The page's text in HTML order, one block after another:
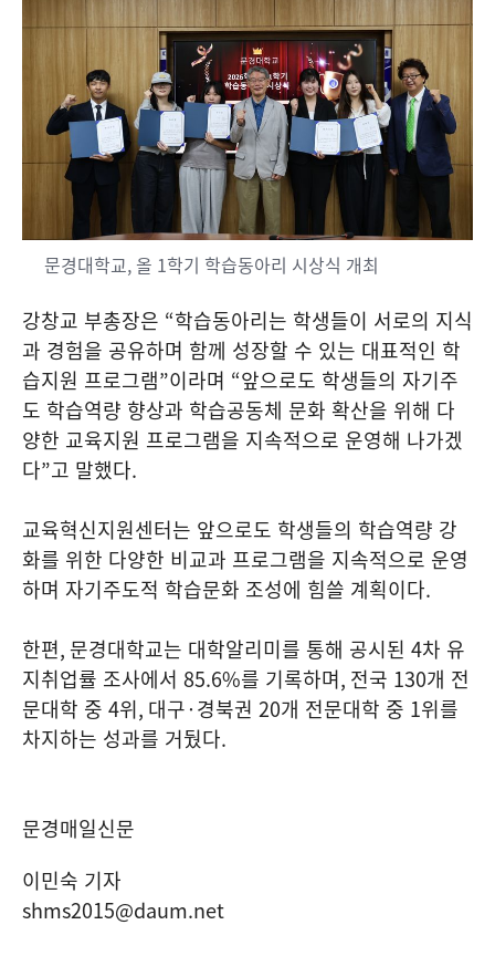
문경대학교, 올 1학기 학습동아리 시상식 개최
강창교 부총장은 “학습동아리는 학생들이 서로의 지식
과 경험을 공유하며 함께 성장할 수 있는 대표적인 학
습지원 프로그램”이라며 “앞으로도 학생들의 자기주
도 학습역량 향상과 학습공동체 문화 확산을 위해 다
양한 교육지원 프로그램을 지속적으로 운영해 나가겠
다”고 말했다.
교육혁신지원센터는 앞으로도 학생들의 학습역량 강
화를 위한 다양한 비교과 프로그램을 지속적으로 운영
하며 자기주도적 학습문화 조성에 힘쓸 계획이다.
한편, 문경대학교는 대학알리미를 통해 공시된 4차 유
지취업률 조사에서 85.6%를 기록하며, 전국 130개 전
문대학 중 4위, 대구·경북권 20개 전문대학 중 1위를
차지하는 성과를 거뒀다.
문경매일신문
이민숙 기자
shms2015@daum.net